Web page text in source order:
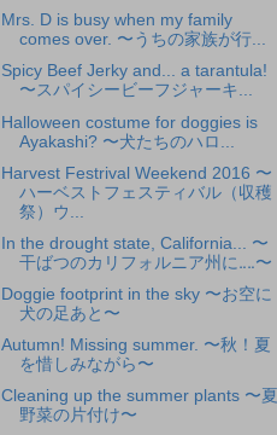
Mrs. D is busy when my family
comes over. 〜うちの家族が行...
Spicy Beef Jerky and... a tarantula!
〜スパイシービーフジャーキ...
Halloween costume for doggies is
Ayakashi? 〜犬たちのハロ...
Harvest Festrival Weekend 2016 〜
ハーベストフェスティバル（収穫
祭）ウ...
In the drought state, California... 〜
干ばつのカリフォルニア州に‥‥〜
Doggie footprint in the sky 〜お空に
犬の足あと〜
Autumn! Missing summer. 〜秋！夏
を惜しみながら〜
Cleaning up the summer plants 〜夏
野菜の片付け〜